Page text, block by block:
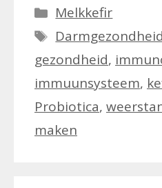
Categorieën
Melkkefir
Tags
Darmgezondheid
gezondheid,
immuunsysteem,
Probiotica,
maken